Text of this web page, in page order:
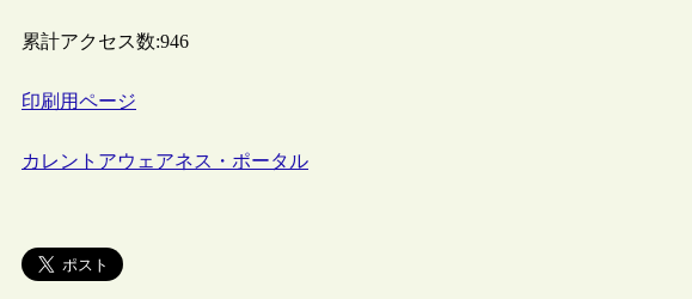
累計アクセス数:946
印刷用ページ
カレントアウェアネス・ポータル